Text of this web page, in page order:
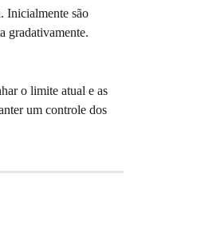
Inicialmente são
gradativamente.
o limite atual e as
um controle dos